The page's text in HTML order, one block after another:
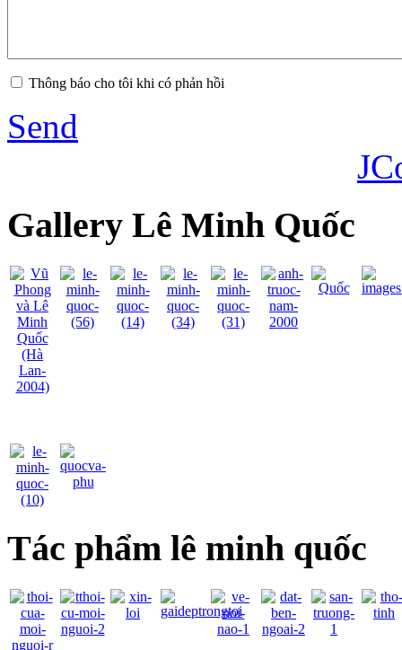
Thông báo cho tôi khi có phản hồi
Send
Gallery Lê Minh Quốc
Tác phẩm lê minh quốc